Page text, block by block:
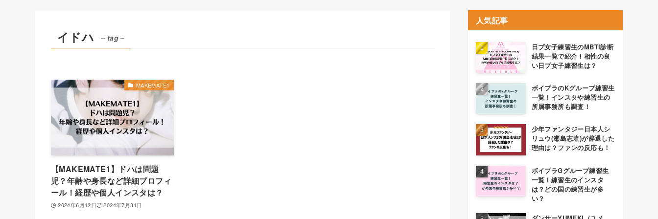
イドハ – tag –
MAKEMATE1
【MAKEMATE1】ドハは問題
児？年齢や身長など詳細プロフィ
ール！経歴や個人インスタは？
2024年6月12日 2024年7月31日
人気記事
日プ女子練習生のMBTI診断
結果一覧で紹介！相性の良
い日プ女子練習生は？
ボイプラのKグループ練習生
一覧！インスタや練習生の
所属事務所も調査！
少年ファンタジー日本人シ
リュウ(瀬島志琉)が辞退した
理由は？ファンの反応も！
ボイプラGグループ練習生
一覧！練習生のインスタ
は？どの国の練習生が多
い？